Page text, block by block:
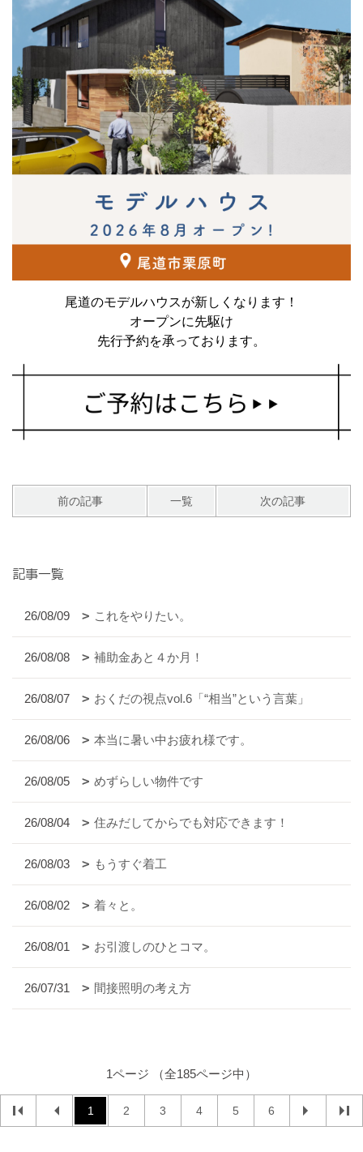
尾道のモデルハウスが新しくなります！
オープンに先駆け
先行予約を承っております。
前の記事 一覧 次の記事
記事一覧
26/08/09 これをやりたい。
26/08/08 補助金あと４か月！
26/08/07 おくだの視点vol.6「“相当”という言葉」
26/08/06 本当に暑い中お疲れ様です。
26/08/05 めずらしい物件です
26/08/04 住みだしてからでも対応できます！
26/08/03 もうすぐ着工
26/08/02 着々と。
26/08/01 お引渡しのひとコマ。
26/07/31 間接照明の考え方
1ページ （全185ページ中）
1 2 3 4 5 6